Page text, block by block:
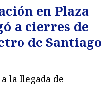
en Plaza
a cierres de
de Santiago
la llegada de